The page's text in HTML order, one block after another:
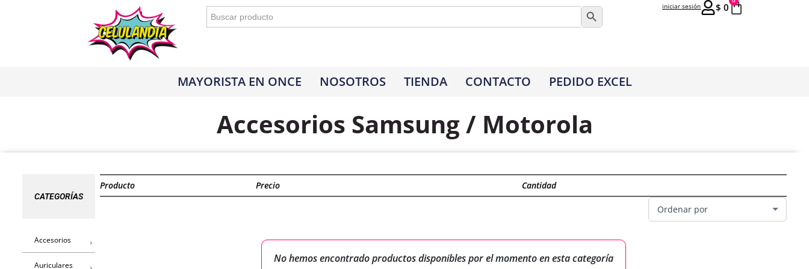
Buscar: Botón de búsqueda
$ 0
iniciar sesión
MAYORISTA EN ONCE NOSOTROS TIENDA CONTACTO PEDIDO EXCEL
Accesorios Samsung / Motorola
CATEGORÍAS
Accesorios
Auriculares
Producto Precio Cantidad
No hemos encontrado productos disponibles por el momento en esta categoría